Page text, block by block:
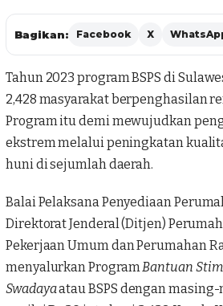
Bagikan: Facebook X
Tahun 2023 program BSPS di
2,428 masyarakat berpenghasilan
Program itu demi mewujudkan
ekstrem melalui peningkatan
huni di sejumlah daerah.
Balai Pelaksana Penyediaan
Direktorat Jenderal (Ditjen)
Pekerjaan Umum dan Perumahan
menyalurkan Program Bantuan
Swadayaatau BSPS dengan